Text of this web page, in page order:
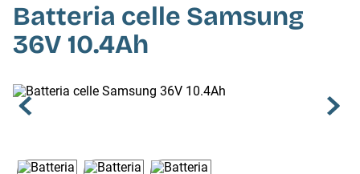
Batteria celle Samsung
36V 10.4Ah